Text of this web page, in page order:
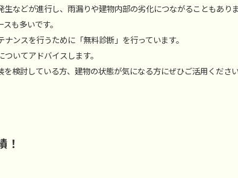
などが進行し、雨漏りや建物内部の劣化につながることもありま
も多いです。
ンスを行うために「無料診断」を行っています。
いてアドバイスします。
検討している方、建物の状態が気になる方にぜひご活用ください
！